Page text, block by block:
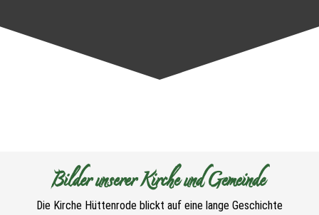
Bilder unserer Kirche und Gemeinde
Die Kirche Hüttenrode blickt auf eine lange Geschichte